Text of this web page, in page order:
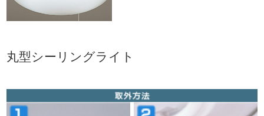
丸型シーリングライト